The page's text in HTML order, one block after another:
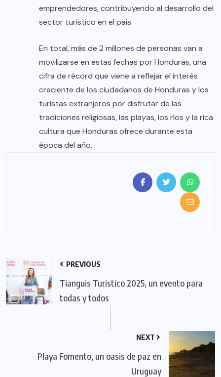
emprendedores, contribuyendo al desarrollo del
sector turístico en el país.
En total, más de 2 millones de personas van a
movilizarse en estas fechas porHonduras, una
cifra de récord que viene a reflejar el interés
creciente de los ciudadanos de Honduras y los
turistas extranjeros por disfrutar de las
tradiciones religiosas, las playas, los ríos y la rica
cultura que Honduras ofrece durante esta
época del año.
PREVIOUS
Tianguis Turístico 2025, un evento para
todas y todos
NEXT
Playa Fomento, un oasis de paz en
Uruguay